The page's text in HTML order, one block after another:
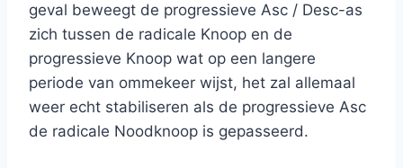
geval beweegt de progressieve Asc / Desc-as
zich tussen de radicale Knoop en de
progressieve Knoop wat op een langere
periode van ommekeer wijst, het zal allemaal
weer echt stabiliseren als de progressieve Asc
de radicale Noodknoop is gepasseerd.